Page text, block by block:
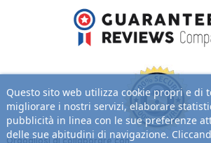
Orgogliosi di collaborare con:
Questo sito web utilizza cookie propri e di
migliorare i nostri servizi, elaborare
pubblicità in linea con le sue preferenze
delle sue abitudini di navigazione.